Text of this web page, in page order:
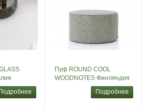
Подробнее
Пуф ROUND COOL
WOODNOTES Финляндия
Подробнее